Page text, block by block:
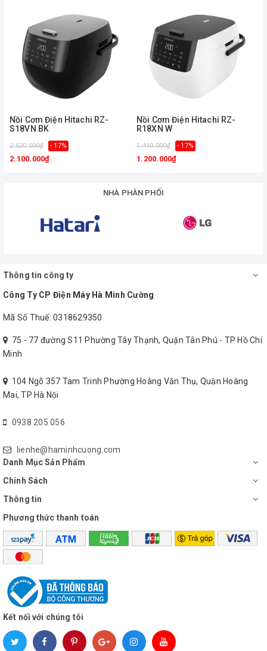
Chất liệu lòng nồi: Chống dính
Chế độ nấu: Nấu, hấp, giữ ấm
Công nghệ nhiệt 360 độ
mạnh mẽ, đối lưu bao quang nồi từ trên xống dưới giúp truyền
Lòng nồi chống dính
Nồi cơm điện Toshiba trang bị lòng nồi với vật liệu cao cấp chống
dính, độ bền cao, chống trầy xướt. Dễ vệ sinh sau khi dùng.
Nồi Cơm Điện Hitachi RZ-
S18VN BK
2.520.000₫ - 17%
2.100.000₫
Nồi Cơm Điện Hitachi RZ-
R18XN W
1.440.000₫ - 17%
1.200.000₫
NHÀ PHÂN PHỐI
Thông tin công ty
Công Ty CP Điện Máy Hà Minh Cường
Mã Số Thuế: 0318629350
75 - 77 đường S11 Phường Tây Thạnh, Quận Tân Phú - TP Hồ Chí
Minh
104 Ngõ 357 Tam Trinh Phường Hoàng Văn Thụ, Quận Hoàng
Mai, TP Hà Nội
0938 205 056
lienhe@haminhcuong.com
Danh Mục Sản Phẩm
Chính Sách
Thông tin
Phương thức thanh toán
Kết nối với chúng tôi